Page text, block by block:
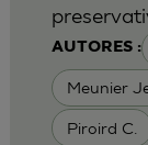
AUTORES :
Meunier
Piroird C.